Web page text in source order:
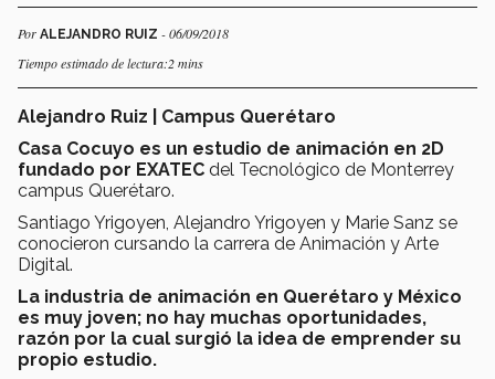
Por ALEJANDRO RUIZ - 06/09/2018
Tiempo estimado de lectura:2 mins
Alejandro Ruiz | Campus Querétaro
Casa Cocuyo es un estudio de animación en 2D
fundado por EXATEC del Tecnológico de Monterrey
campus Querétaro.
Santiago Yrigoyen, Alejandro Yrigoyen y Marie Sanz se
conocieron cursando la carrera de Animación y Arte
Digital.
La industria de animación en Querétaro y México
es muy joven; no hay muchas oportunidades,
razón por la cual surgió la idea de emprender su
propio estudio.